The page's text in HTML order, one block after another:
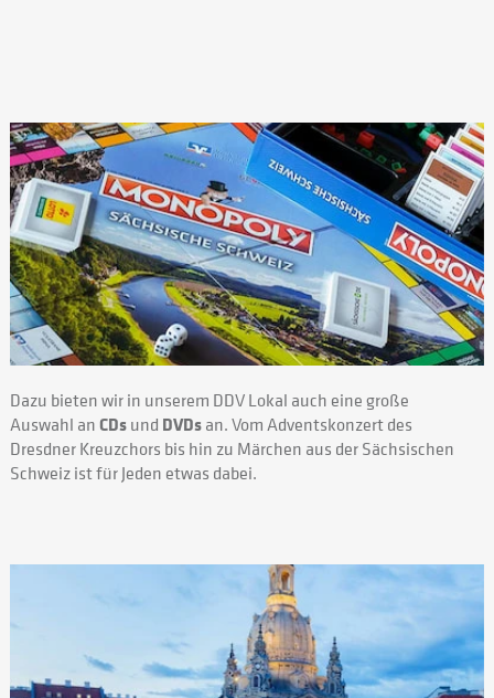
Dazu bieten wir in unserem DDV Lokal auch eine große
Auswahl anCDsund DVDsan. Vom Adventskonzert des
Dresdner Kreuzchors bis hin zu Märchen aus der Sächsischen
Schweiz ist für Jeden etwas dabei.